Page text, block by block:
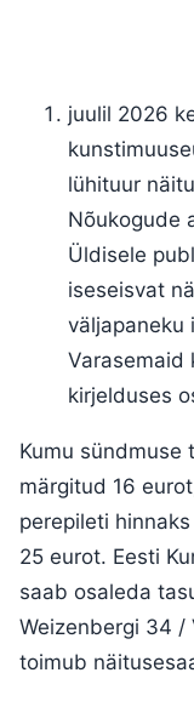
juulil 2026
lühituur
Nõukogude
Üldisele
iseseisvat
väljapaneku
Varasemaid
kirjelduses
Kumu sündmuse
märgitud 16
perepileti
25 eurot. Eesti
saab osaleda
Weizenbergi 34 /
toimub